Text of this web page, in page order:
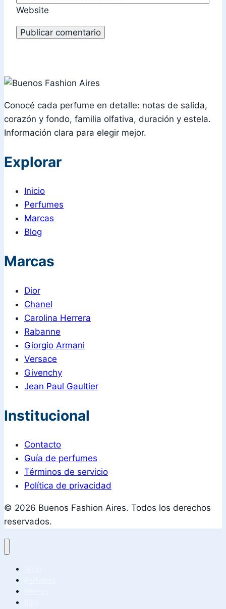
Website
Conocé cada perfume en detalle: notas de salida,
corazón y fondo, familia olfativa, duración y estela.
Información clara para elegir mejor.
Explorar
Inicio
Perfumes
Marcas
Blog
Marcas
Dior
Chanel
Carolina Herrera
Rabanne
Giorgio Armani
Versace
Givenchy
Jean Paul Gaultier
Institucional
Contacto
Guía de perfumes
Términos de servicio
Política de privacidad
© 2026 Buenos Fashion Aires. Todos los derechos
reservados.